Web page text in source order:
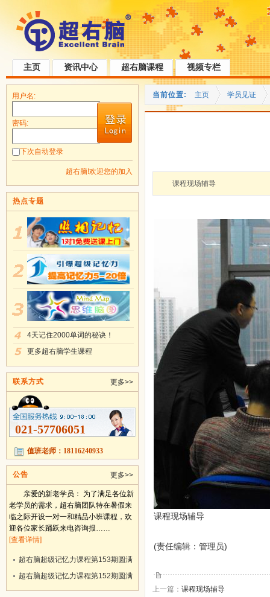
主页 资讯中心 超右脑课程 视频专栏
当前位置: 主页 学员见证
课程现场辅导
课程现场辅导
(责任编辑：管理员)
上一篇： 课程现场辅导
用户名:
密码:
下次自动登录
超右脑!欢迎您的加入
热点专题
4天记住2000单词的秘诀！
更多超右脑学生课程
联系方式 更多>>
021-57706051
值班老师：18116240933
公告 更多>>
亲爱的新老学员： 为了满足各位新
老学员的需求，超右脑团队特在暑假来
临之际开设一对一和精品小班课程，欢
迎各位家长踊跃来电咨询报……
[查看详情]
超右脑超级记忆力课程第153期圆满
结业！
超右脑超级记忆力课程第152期圆满
结业！